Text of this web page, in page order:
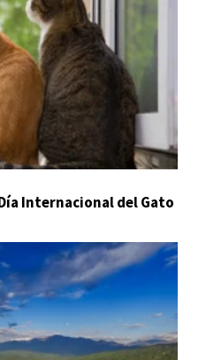
Internacional del Gato